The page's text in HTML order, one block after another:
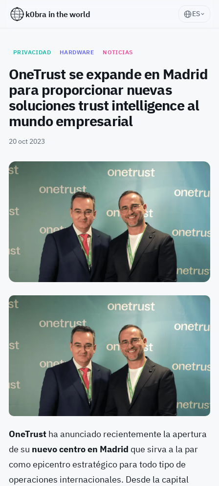
k0bra in the world ES
PRIVACIDAD HARDWARE NOTICIAS
OneTrust se expande en Madrid
para proporcionar nuevas
soluciones trust intelligence al
mundo empresarial
20 oct 2023
OneTrust ha anunciado recientemente la apertura
de su nuevo centro en Madrid que sirva a la par
como epicentro estratégico para todo tipo de
operaciones internacionales. Desde la capital